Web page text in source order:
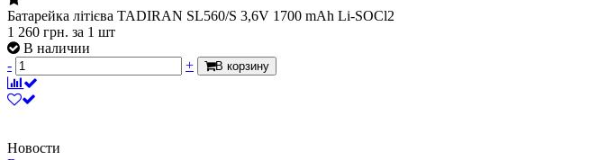
Батарейка літієва TADIRAN SL560/S 3,6V 1700 mAh Li-SOCl2
1 260 грн. за 1 шт
В наличии
-
+ В корзину
Новости